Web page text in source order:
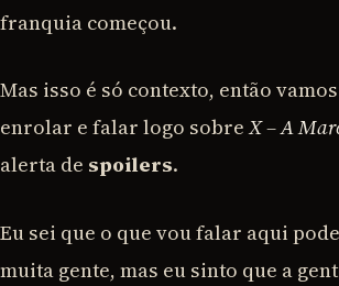
franquia começou.
Mas isso é só contexto, então
enrolar e falar logo sobreX – A
alerta de spoilers.
Eu sei que o que vou falar aqui
muita gente, mas eu sinto que a